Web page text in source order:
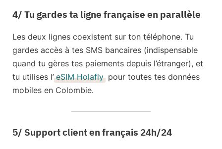
4/ Tu gardes ta ligne française en parallèle
Les deux lignes coexistent sur ton téléphone. Tu
gardes accès à tes SMS bancaires (indispensable
quand tu gères tes paiements depuis l’étranger), et
tu utilises l’ eSIM Holafly pour toutes tes données
mobiles en Colombie.
5/ Support client en français 24h/24